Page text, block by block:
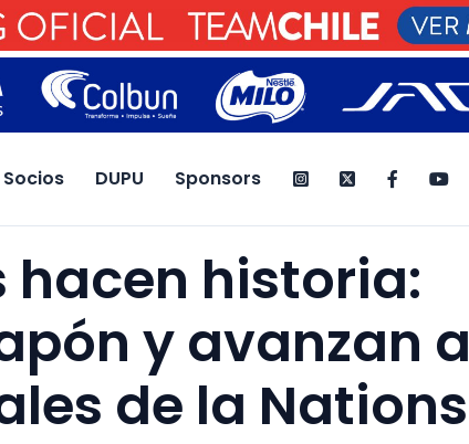
Socios DUPU Sponsors
hacen historia:
y avanzan a
de la Nations